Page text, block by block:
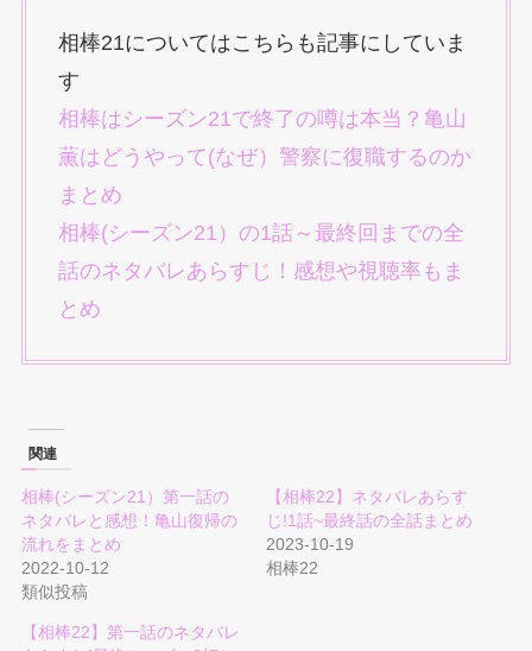
相棒21についてはこちらも記事にしていま
す
相棒はシーズン21で終了の噂は本当？亀山
薫はどうやって(なぜ）警察に復職するのか
まとめ
相棒(シーズン21）の1話～最終回までの全
話のネタバレあらすじ！感想や視聴率もま
とめ
関連
相棒(シーズン21）第一話の
ネタバレと感想！亀山復帰の
流れをまとめ
2022-10-12
類似投稿
【相棒22】ネタバレあらす
じ!1話~最終話の全話まとめ
2023-10-19
相棒22
【相棒22】第一話のネタバレ